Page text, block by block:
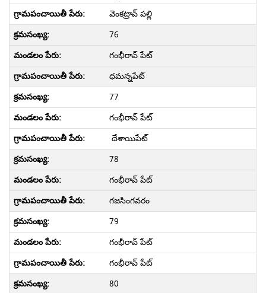
వెంకట్రావ్ పల్లి
76
గంభీరావ్ పేట్
ధమన్నపేట్
77
గంభీరావ్ పేట్
దేశాయిపేట్
78
గంభీరావ్ పేట్
గజసింగవరం
79
గంభీరావ్ పేట్
గంభీరావ్ పేట్
80